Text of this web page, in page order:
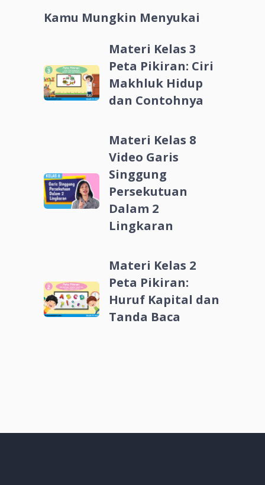
Kamu Mungkin Menyukai
Materi Kelas 3
Peta Pikiran: Ciri
Makhluk Hidup
dan Contohnya
Materi Kelas 8
Video Garis
Singgung
Persekutuan
Dalam 2
Lingkaran
Materi Kelas 2
Peta Pikiran:
Huruf Kapital dan
Tanda Baca